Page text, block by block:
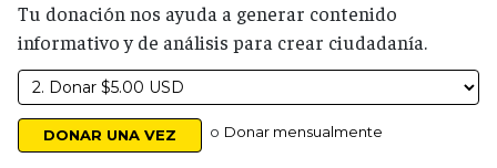
Tu donación nos ayuda a generar contenido
informativo y de análisis para crear ciudadanía.
o Donar mensualmente